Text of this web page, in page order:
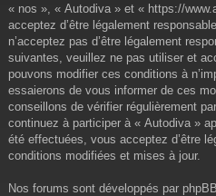
« nos », « Autodiva » et « https://
acceptez d’être légalement
n’acceptez pas d’être légalement
suivantes, veuillez ne pas utiliser et
pouvons modifier ces conditions à
essaierons de vous informer de ces
conseillons de vérifier régulièrement
continuez à participer à « Autodiva »
été effectuées, vous acceptez d’être
conditions modifiées et mises à jour.
Nos forums sont développés par